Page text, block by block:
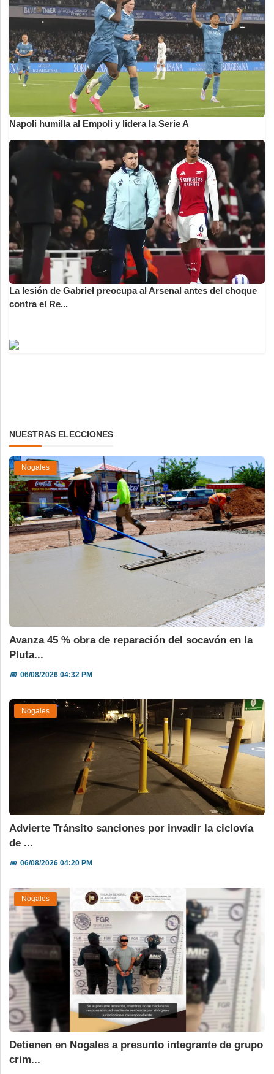
Napoli humilla al Empoli y lidera la Serie A
La lesión de Gabriel preocupa al Arsenal antes del choque
contra el Re...
NUESTRAS ELECCIONES
Nogales
Avanza 45 % obra de reparación del socavón en la
Pluta...
📅06/08/2026 04:32 PM
Nogales
Advierte Tránsito sanciones por invadir la ciclovía
de ...
📅06/08/2026 04:20 PM
Nogales
Detienen en Nogales a presunto integrante de grupo
crim...